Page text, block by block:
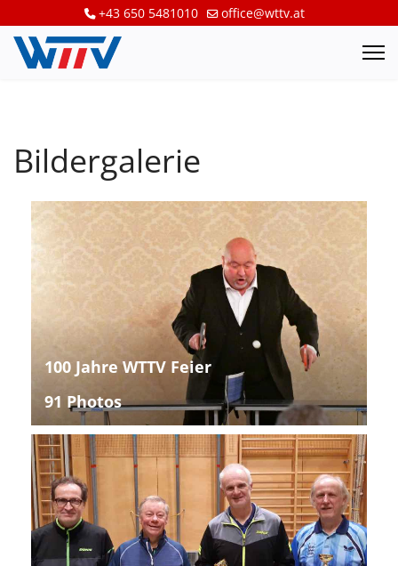
+43 650 5481010 office@wttv.at
Bildergalerie
100 Jahre WTTV Feier
91 Photos